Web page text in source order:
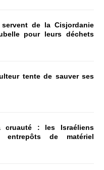
de la Cisjordanie
pour leurs déchets
tente de sauver ses
cruauté : les Israéliens
entrepôts de matériel